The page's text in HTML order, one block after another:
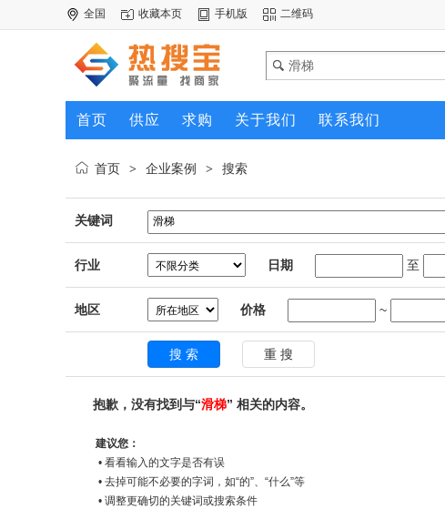
全国 收藏本页 手机版 二维码
首页 供应 求购 关于我们 联系我们
首页 > 企业案例 > 搜索
关键词
行业 日期 至
地区 价格 ~
抱歉，没有找到与“滑梯” 相关的内容。
建议您：
• 看看输入的文字是否有误
• 去掉可能不必要的字词，如“的”、“什么”等
• 调整更确切的关键词或搜索条件